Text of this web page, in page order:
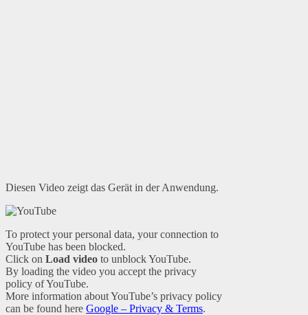
Diesen Video zeigt das Gerät in der Anwendung.
To protect your personal data, your connection to
YouTube has been blocked.
Click on Load video to unblock YouTube.
By loading the video you accept the privacy
policy of YouTube.
More information about YouTube’s privacy policy
can be found here Google – Privacy & Terms.